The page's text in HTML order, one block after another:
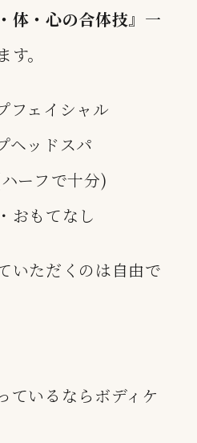
体・心の合体技』一
。
フェイシャル
ヘッドスパ
ーフで十分)
おもてなし
いただくのは自由で
ているならボディケ